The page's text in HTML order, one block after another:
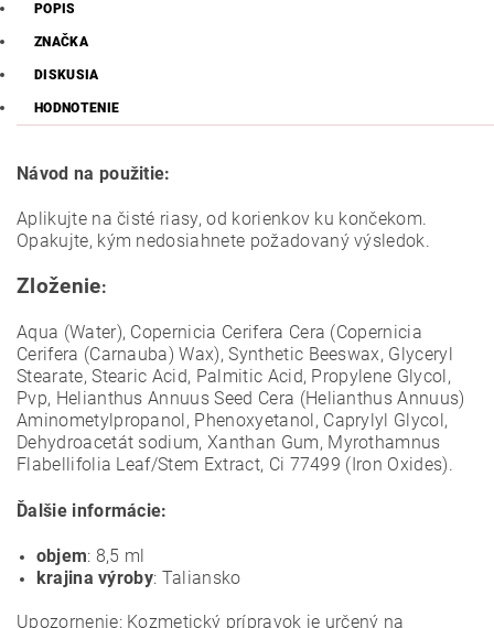
POPIS
ZNAČKA
DISKUSIA
HODNOTENIE
Návod na použitie:
Aplikujte na čisté riasy, od korienkov ku končekom.
Opakujte, kým nedosiahnete požadovaný výsledok.
Zloženie:
Aqua (Water), Copernicia Cerifera Cera (Copernicia
Cerifera (Carnauba) Wax), Synthetic Beeswax, Glyceryl
Stearate, Stearic Acid, Palmitic Acid, Propylene Glycol,
Pvp, Helianthus Annuus Seed Cera (Helianthus Annuus)
Aminometylpropanol, Phenoxyetanol, Caprylyl Glycol,
Dehydroacetát sodium, Xanthan Gum, Myrothamnus
Flabellifolia Leaf/Stem Extract, Ci 77499 (Iron Oxides).
Ďalšie informácie:
objem: 8,5 ml
krajina výroby: Taliansko
Upozornenie: Kozmetický prípravok je určený na